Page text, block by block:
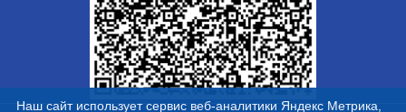
Наш сайт использует сервис веб-аналитики Яндекс Метрика,